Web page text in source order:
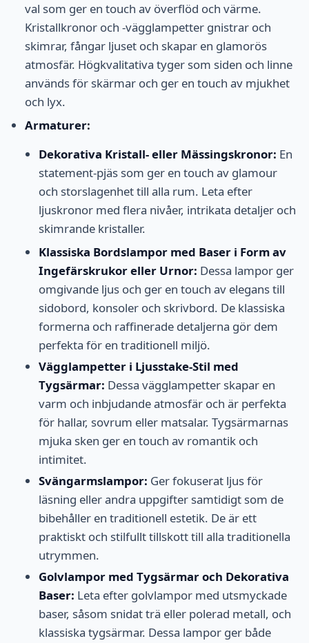
val som ger en touch av överflöd och värme.
Kristallkronor och -vägglampetter gnistrar och
skimrar, fångar ljuset och skapar en glamorös
atmosfär. Högkvalitativa tyger som siden och linne
används för skärmar och ger en touch av mjukhet
och lyx.
Armaturer:
Dekorativa Kristall- eller Mässingskronor: En
statement-pjäs som ger en touch av glamour
och storslagenhet till alla rum. Leta efter
ljuskronor med flera nivåer, intrikata detaljer och
skimrande kristaller.
Klassiska Bordslampor med Baser i Form av
Ingefärskrukor eller Urnor: Dessa lampor ger
omgivande ljus och ger en touch av elegans till
sidobord, konsoler och skrivbord. De klassiska
formerna och raffinerade detaljerna gör dem
perfekta för en traditionell miljö.
Vägglampetter i Ljusstake-Stil med
Tygsärmar: Dessa vägglampetter skapar en
varm och inbjudande atmosfär och är perfekta
för hallar, sovrum eller matsalar. Tygsärmarnas
mjuka sken ger en touch av romantik och
intimitet.
Svängarmslampor: Ger fokuserat ljus för
läsning eller andra uppgifter samtidigt som de
bibehåller en traditionell estetik. De är ett
praktiskt och stilfullt tillskott till alla traditionella
utrymmen.
Golvlampor med Tygsärmar och Dekorativa
Baser: Leta efter golvlampor med utsmyckade
baser, såsom snidat trä eller polerad metall, och
klassiska tygsärmar. Dessa lampor ger både